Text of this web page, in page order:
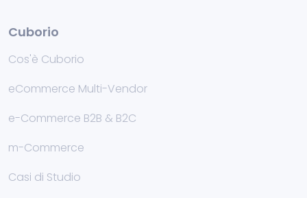
Cuborio
Cos'è Cuborio
eCommerce Multi-Vendor
e-Commerce B2B & B2C
m-Commerce
Casi di Studio